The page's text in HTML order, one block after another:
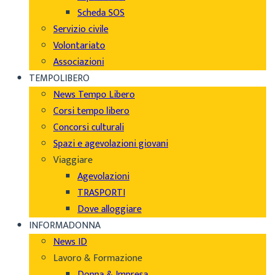
Scheda SOS
Servizio civile
Volontariato
Associazioni
TEMPOLIBERO
News Tempo Libero
Corsi tempo libero
Concorsi culturali
Spazi e agevolazioni giovani
Viaggiare
Agevolazioni
TRASPORTI
Dove alloggiare
INFORMADONNA
News ID
Lavoro & Formazione